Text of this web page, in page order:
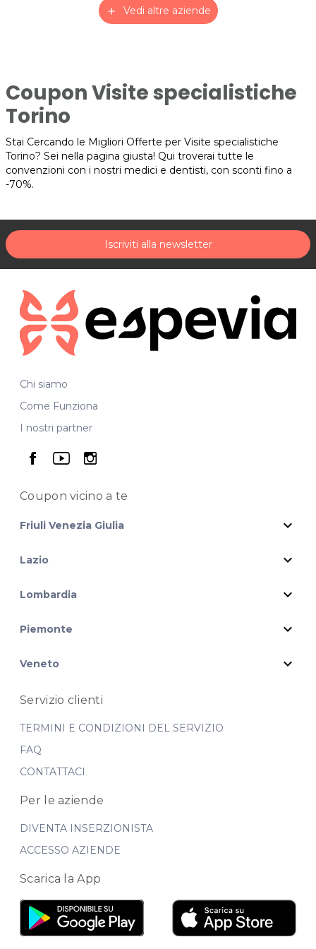
add Vedi altre aziende
Coupon Visite specialistiche
Torino
Stai Cercando le Migliori Offerte per Visite specialistiche
Torino? Sei nella pagina giusta! Qui troverai tutte le
convenzioni con i nostri medici e dentisti, con sconti fino a
-70%.
Iscriviti alla newsletter
Chi siamo
Come Funziona
I nostri partner
seguici su facebook
seguici su youtube
seguici su instagram
Coupon vicinoa te
Friuli Venezia Giulia expand_more
Lazio expand_more
Lombardia expand_more
Piemonte expand_more
Veneto expand_more
Servizio clienti
TERMINI E CONDIZIONI DEL SERVIZIO
FAQ
CONTATTACI
Per le aziende
DIVENTA INSERZIONISTA
ACCESSO AZIENDE
Scarica la App